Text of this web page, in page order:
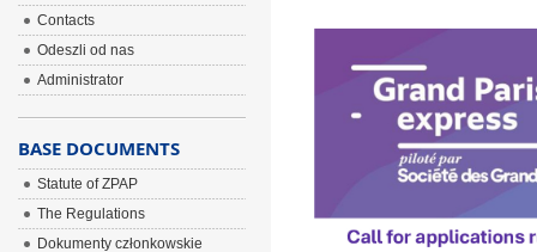
Contacts
Odeszli od nas
Administrator
BASE DOCUMENTS
Statute of ZPAP
The Regulations
Dokumenty członkowskie